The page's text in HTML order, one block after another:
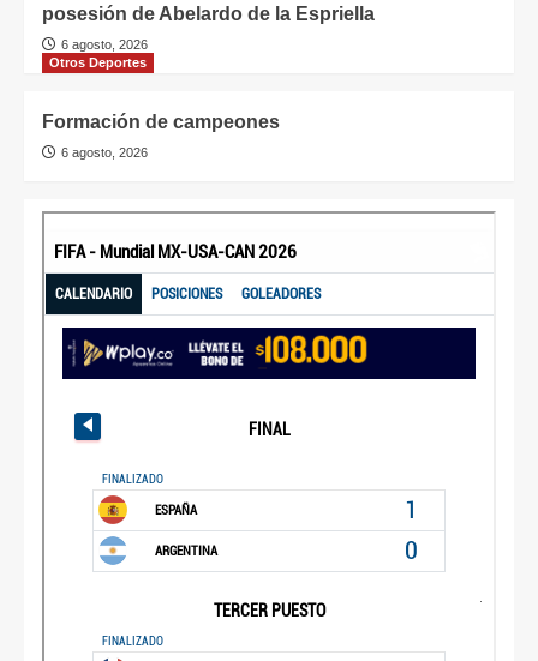
posesión de Abelardo de la Espriella
6 agosto, 2026
Otros Deportes
Formación de campeones
6 agosto, 2026